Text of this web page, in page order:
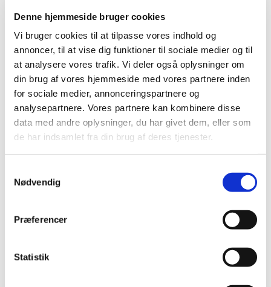
Denne hjemmeside bruger cookies
Vi bruger cookies til at tilpasse vores indhold og
annoncer, til at vise dig funktioner til sociale medier og til
at analysere vores trafik. Vi deler også oplysninger om
din brug af vores hjemmeside med vores partnere inden
for sociale medier, annonceringspartnere og
analysepartnere. Vores partnere kan kombinere disse
data med andre oplysninger, du har givet dem, eller som
de har indsamlet fra din brug af deres tjenester.
Nødvendig
Præferencer
Statistik
Søndag 13. juni 2027, kl. 10:30
Glostrup Kirke, Dommervangen 2, 2600